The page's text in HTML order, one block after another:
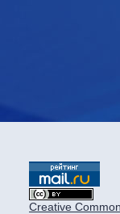
Creative